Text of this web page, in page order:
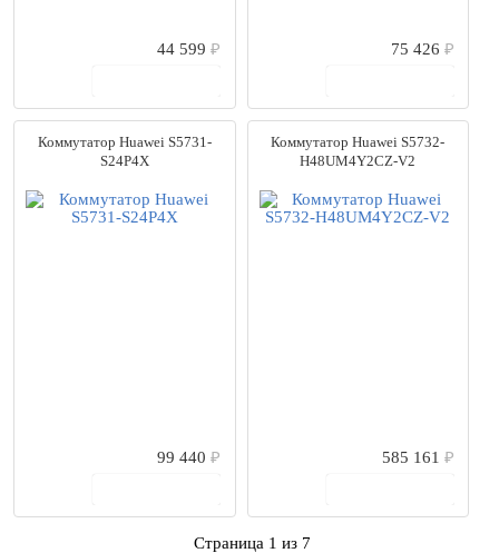
44 599₽
75 426 ₽
Коммутатор Huawei S5731-
S24P4X
99 440₽
Коммутатор Huawei S5732-
H48UM4Y2CZ-V2
585 161 ₽
Страница 1 из 7